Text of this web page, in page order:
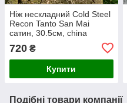
Ніж нескладний Cold Steel
Recon Tanto San Mai
сатин, 30.5см, china
720 ₴
Купити
Подібні товари компанії